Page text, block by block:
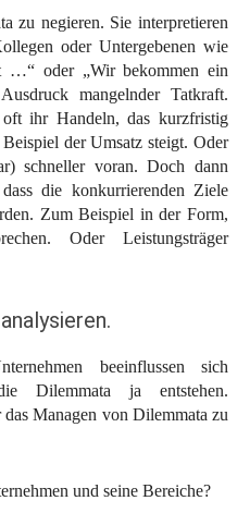
zu negieren. Sie interpretieren
oder Untergebenen wie
…“ oder „Wir bekommen ein
mangelnder Tatkraft.
oft ihr Handeln, das kurzfristig
der Umsatz steigt. Oder
schneller voran. Doch dann
die konkurrierenden Ziele
Zum Beispiel in der Form,
Oder Leistungsträger
beeinflussen sich
Dilemmata ja entstehen.
Managen von Dilemmata zu
und seine Bereiche?